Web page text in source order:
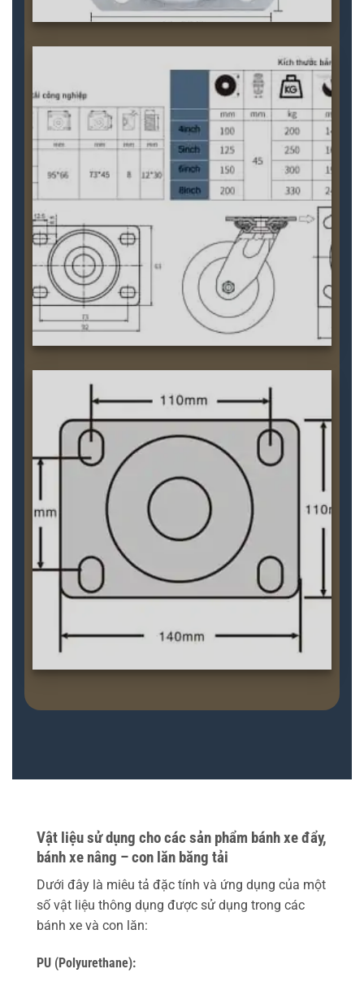
Vật liệu sử dụng cho các sản phẩm bánh xe đẩy,
bánh xe nâng – con lăn băng tải
Dưới đây là miêu tả đặc tính và ứng dụng của một
số vật liệu thông dụng được sử dụng trong các
bánh xe và con lăn:
PU (Polyurethane):